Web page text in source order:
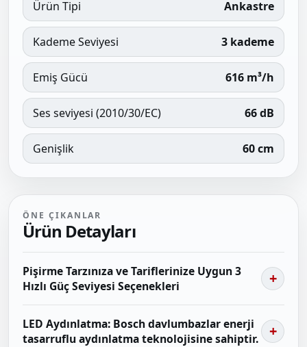
Ürün Tipi Ankastre
Kademe Seviyesi 3 kademe
Emiş Gücü 616 m³/h
Ses seviyesi (2010/30/EC) 66 dB
Genişlik 60 cm
ÖNE ÇIKANLAR
Ürün Detayları
Pişirme Tarzınıza ve Tariflerinize Uygun 3
Hızlı Güç Seviyesi Seçenekleri
LED Aydınlatma: Bosch davlumbazlar enerji
tasarruflu aydınlatma teknolojisine sahiptir.